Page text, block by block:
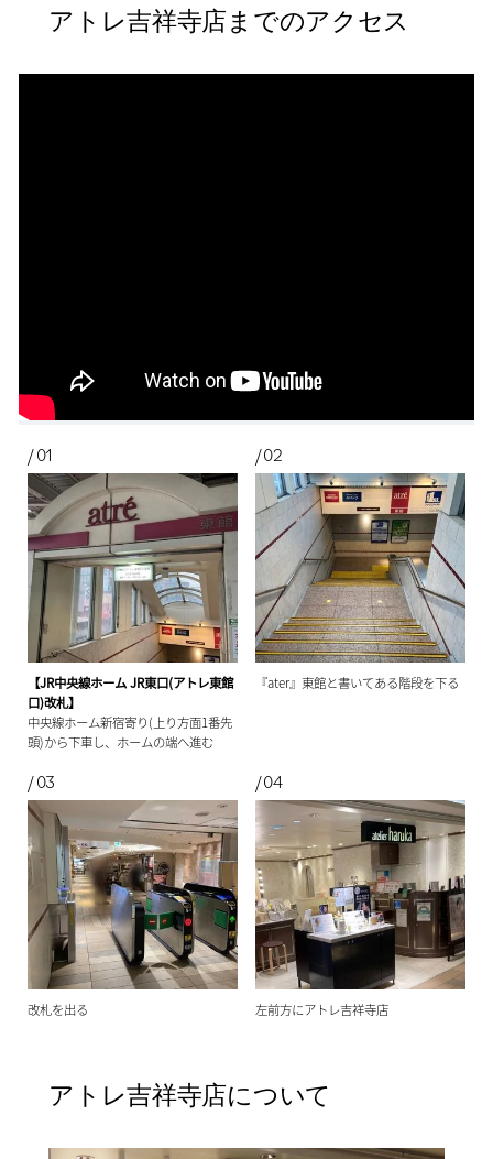
アトレ吉祥寺店までのアクセス
【JR中央線ホーム JR東口(アトレ東館
口)改札】
中央線ホーム新宿寄り(上り方面1番先
頭)から下車し、ホームの端へ進む
『ater』東館と書いてある階段を下る
改札を出る 左前方にアトレ吉祥寺店
アトレ吉祥寺店について